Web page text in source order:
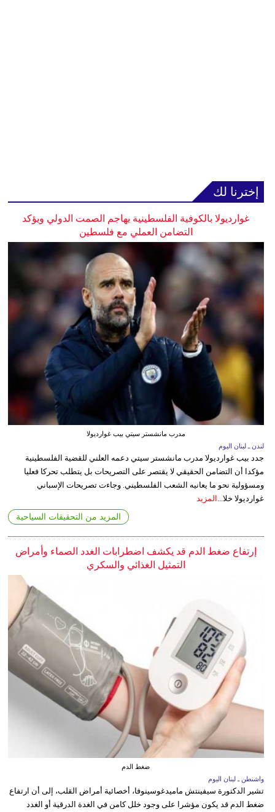
إخترنا لك
غوارديولا بالكوفية الفلسطينية يهاجم الصمت الدولي ويؤكد
التضامن العملي مع فلسطين
مدرب مانشستر سيتي بيب غوارديولا
لندن ـ لبنان اليوم
جدد بيب غوارديولا مدرب مانشستر سيتي دعمه العلني للقضية الفلسطينية
مؤكدا أن التضامن الحقيقي لا يقتصر على التصريحات بل يتطلب تحركا فعليا
ومسؤولية نحو ما يعانيه الشعب الفلسطيني. وجاءت تصريحات الإسباني
غوارديولا خلا...
المزيد
المزيد من التحقيقات السياحية
إرتفاع ضغط الدم قد يكشف اضطرابات الغدد الصماء وأمراض
التمثيل الغذائي والسكري
ضغط الدم
واشنطن ـ لبنان اليوم
تشير الدكتورة سيفينتش ماميدغوسينوفا، أخصائية أمراض القلب، إلى أن ارتفاع
ضغط الدم قد يكون مؤشرا على وجود خلل كامن في الغدة الدرقية أو الغدد